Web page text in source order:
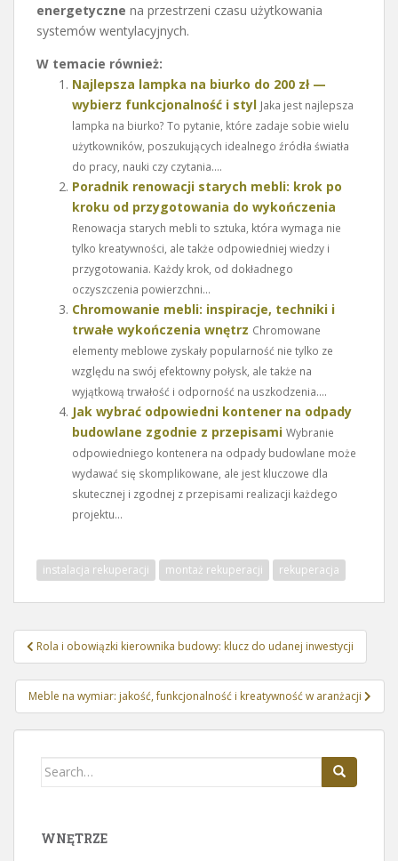
energetyczne na przestrzeni czasu użytkowania
systemów wentylacyjnych.
W temacie również:
Najlepsza lampka na biurko do 200 zł —
wybierz funkcjonalność i styl Jaka jest najlepsza
lampka na biurko? To pytanie, które zadaje sobie wielu
użytkowników, poszukujących idealnego źródła światła
do pracy, nauki czy czytania....
Poradnik renowacji starych mebli: krok po
kroku od przygotowania do wykończenia
Renowacja starych mebli to sztuka, która wymaga nie
tylko kreatywności, ale także odpowiedniej wiedzy i
przygotowania. Każdy krok, od dokładnego
oczyszczenia powierzchni...
Chromowanie mebli: inspiracje, techniki i
trwałe wykończenia wnętrz Chromowane
elementy meblowe zyskały popularność nie tylko ze
względu na swój efektowny połysk, ale także na
wyjątkową trwałość i odporność na uszkodzenia....
Jak wybrać odpowiedni kontener na odpady
budowlane zgodnie z przepisami Wybranie
odpowiedniego kontenera na odpady budowlane może
wydawać się skomplikowane, ale jest kluczowe dla
skutecznej i zgodnej z przepisami realizacji każdego
projektu...
instalacja rekuperacji montaż rekuperacji rekuperacja
Nawigacja
wpisu
Rola i obowiązki kierownika budowy: klucz do udanej inwestycji
Meble na wymiar: jakość, funkcjonalność i kreatywność w aranżacji
Search
WNĘTRZE